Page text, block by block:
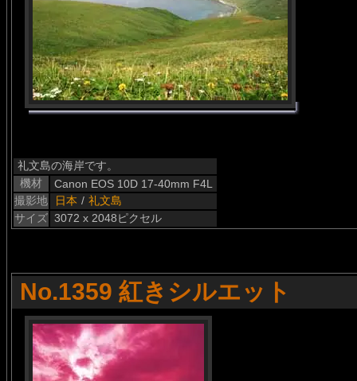
礼文島の海岸です。
機材
Canon EOS 10D 17-40mm F4L
撮影地
日本 / 礼文島
サイズ 3072 x 2048ピクセル
No.1359 紅きシルエット